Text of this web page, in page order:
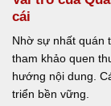
cái
Nhờ sự nhất quán
tham khảo quen
hướng nội dung.
triển bền vững.